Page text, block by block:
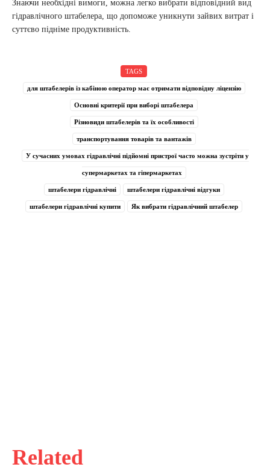
Related
Знаючи необхідні вимоги, можна легко вибрати відповідний вид
гідравлічного штабелера, що допоможе уникнути зайвих витрат і
суттєво підніме продуктивність.
TAGS
для штабелерів із кабіною оператор має отримати відповідну ліцензію
Основні критерії при виборі штабелера
Різновиди штабелерів та їх особливості
транспортування товарів та вантажів
У сучасних умовах гідравлічні підйомні пристрої часто можна зустріти у
супермаркетах та гіпермаркетах
штабелери гідравлічні штабелери гідравлічні відгуки
штабелери гідравлічні купити Як вибрати гідравлічний штабелер